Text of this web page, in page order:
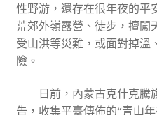
性野游，還存在很年夜的平
荒郊外嶺露營、徒步，擅闖
受山洪等災難，或面對掉溫
險。
日前，內蒙古克什克騰
告，收集平臺傳佈的“青山